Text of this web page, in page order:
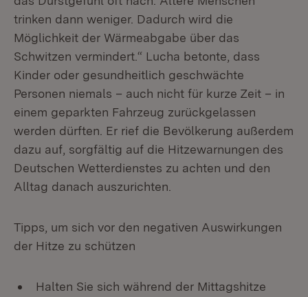
trinken dann weniger. Dadurch wird die
Möglichkeit der Wärmeabgabe über das
Schwitzen vermindert.“ Lucha betonte, dass
Kinder oder gesundheitlich geschwächte
Personen niemals – auch nicht für kurze Zeit – in
einem geparkten Fahrzeug zurückgelassen
werden dürften. Er rief die Bevölkerung außerdem
dazu auf, sorgfältig auf die Hitzewarnungen des
Deutschen Wetterdienstes zu achten und den
Alltag danach auszurichten.
Tipps, um sich vor den negativen Auswirkungen
der Hitze zu schützen
Halten Sie sich während der Mittagshitze